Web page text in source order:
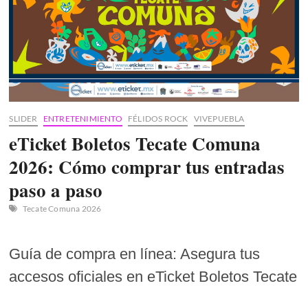
boletos
posible
cartelera
SLIDER ENTRETENIMIENTO FÉLIDOS ROCK VIVEPUEBLA
eTicket Boletos Tecate Comuna
2026: Cómo comprar tus entradas
paso a paso
Tecate Comuna 2026
Guía de compra en línea: Asegura tus
accesos oficiales en eTicket Boletos Tecate